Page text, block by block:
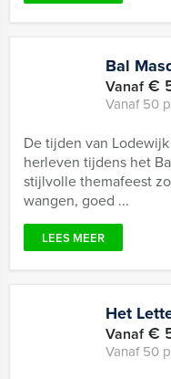
Bal
Vanaf€
Vanaf 50
De tijden van
herleven tijdens het
stijlvolle themafeest
wangen, goed ...
LEES MEER
Het
Vanaf€
Vanaf 50